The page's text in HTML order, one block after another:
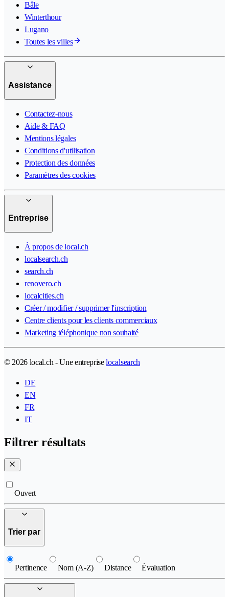
Bâle
Winterthour
Lugano
Toutes les villes
Assistance
Contactez-nous
Aide & FAQ
Mentions légales
Conditions d'utilisation
Protection des données
Paramètres des cookies
Entreprise
À propos de local.ch
localsearch.ch
search.ch
renovero.ch
localcities.ch
Créer / modifier / supprimer l'inscription
Centre clients pour les clients commerciaux
Marketing téléphonique non souhaité
© 2026 local.ch - Une entrepriselocalsearch
DE
EN
FR
IT
Filtrer résultats
Ouvert
Trier par
Pertinence Nom (A-Z) Distance Évaluation